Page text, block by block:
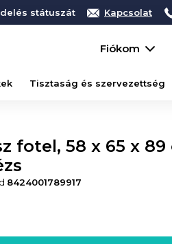
státuszát Kapcsolat
Fiókom
Tisztaság és szervezettség
fotel, 58 x 65 x 89
8424001789917